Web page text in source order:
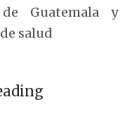
Guatemala y
salud